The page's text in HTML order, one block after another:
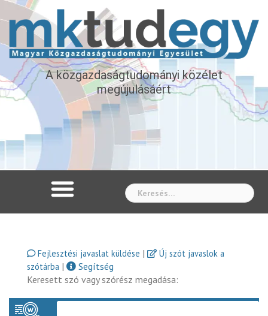
A közgazdaságtudományi közélet
megújulásáért
Fejlesztési javaslat küldése |
Új szót javaslok a
szótárba |
Segítség
Keresett szó vagy szórész megadása: